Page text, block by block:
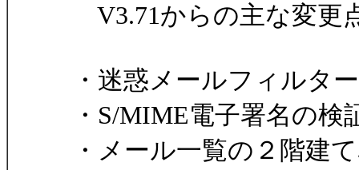
V3.71からの主な変更
・迷惑メールフィルタ
・S/MIME電子署名の
・メール一覧の２階建